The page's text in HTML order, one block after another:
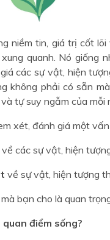
niềm tin, giá trị cốt
quanh. Nó giống
các sự vật, hiện
không phải có sẵn
tự suy ngẫm của mỗi
xét, đánh giá một vấn
về các sự vật, hiện
về sự vật, hiện tượng
mà bạn cho là quan
điểm sống?